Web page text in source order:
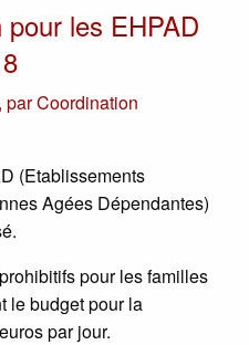
pour les EHPAD
, parCoordination
(Etablissements
Agées Dépendantes)
pour les familles
le budget pour la
par jour.